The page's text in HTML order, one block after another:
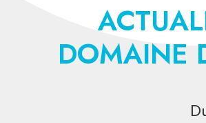
DOMAINE